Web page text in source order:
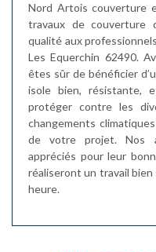
Nord Artois couverture
travaux de couverture
qualité aux
Les Equerchin 62490.
êtes sûr de bénéficier
isole bien, résistante,
protéger contre les
changements
de votre projet. Nos
appréciés pour leur
réaliseront un travail
heure.